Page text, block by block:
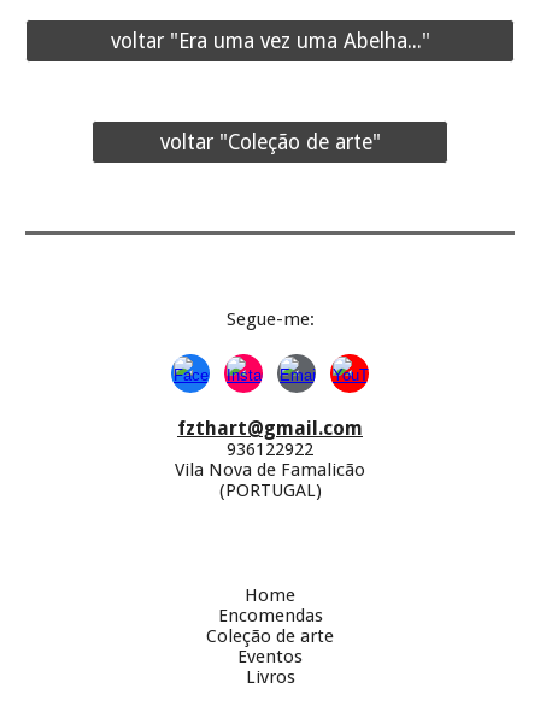
voltar "Era uma vez uma Abelha..."
voltar "Coleção de arte"
Segue-me:
fzthart@gmail.com
936122922
Vila Nova de Famalicão
(PORTUGAL)
Home
Encomendas
Coleção de arte
Eventos
Livros